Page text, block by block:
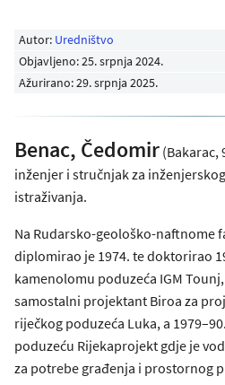
Autor: Uredništvo
Objavljeno:25. srpnja 2024.
Ažurirano: 29. srpnja 2025.
Benac, Čedomir (Bakarac,
inženjer i stručnjak za
istraživanja.
Na Rudarsko-geološko-naftnome
diplomirao je 1974. te doktorirao
kamenolomu poduzeća IGM
samostalni projektant Biroa za
riječkog poduzeća Luka, a
poduzeću Rijekaprojekt gdje je
za potrebe građenja i prostornog